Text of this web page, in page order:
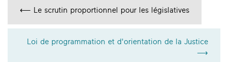
⟵ Le scrutin proportionnel pour les législatives
Loi de programmation et d'orientation de la Justice
⟶